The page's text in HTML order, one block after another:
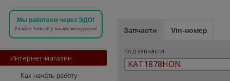
Мы работаем через ЭДО!
Узнайте больше у наших менеджеров
Интернет-магазин
Как начать работу
Запчасти Vin-номер
Код запчасти